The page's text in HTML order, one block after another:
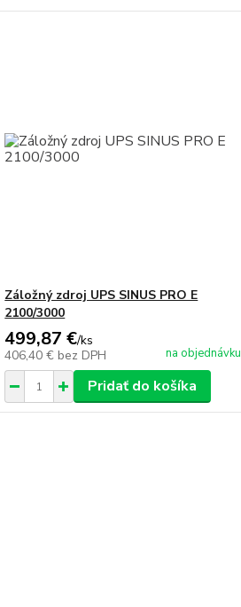
Záložný zdroj UPS SINUS PRO E
2100/3000
499,87 €/ks
406,40 € bez DPH na objednávku
Pridať do košíka